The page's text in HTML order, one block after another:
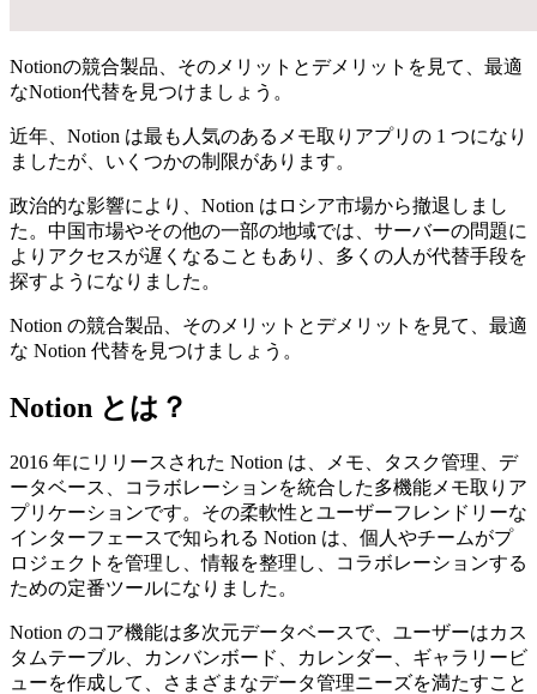
Notionの競合製品、そのメリットとデメリットを見て、最適
なNotion代替を見つけましょう。
近年、Notion は最も人気のあるメモ取りアプリの 1 つになり
ましたが、いくつかの制限があります。
政治的な影響により、Notion はロシア市場から撤退しまし
た。中国市場やその他の一部の地域では、サーバーの問題に
よりアクセスが遅くなることもあり、多くの人が代替手段を
探すようになりました。
Notion の競合製品、そのメリットとデメリットを見て、最適
な Notion 代替を見つけましょう。
Notion とは？
2016 年にリリースされた Notion は、メモ、タスク管理、デ
ータベース、コラボレーションを統合した多機能メモ取りア
プリケーションです。その柔軟性とユーザーフレンドリーな
インターフェースで知られる Notion は、個人やチームがプ
ロジェクトを管理し、情報を整理し、コラボレーションする
ための定番ツールになりました。
Notion のコア機能は多次元データベースで、ユーザーはカス
タムテーブル、カンバンボード、カレンダー、ギャラリービ
ューを作成して、さまざまなデータ管理ニーズを満たすこと